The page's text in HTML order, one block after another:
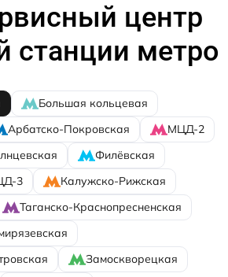
центр
станции метро
Большая кольцевая
Арбатско-Покровская
МЦД-2
Филёвская
3
Калужско-Рижская
Таганско-Краснопресненская
Замоскворецкая